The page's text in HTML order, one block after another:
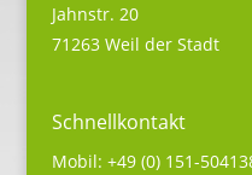
Jahnstr. 20
71263 Weil der Stadt
Schnellkontakt
Mobil: +49 (0) 151-